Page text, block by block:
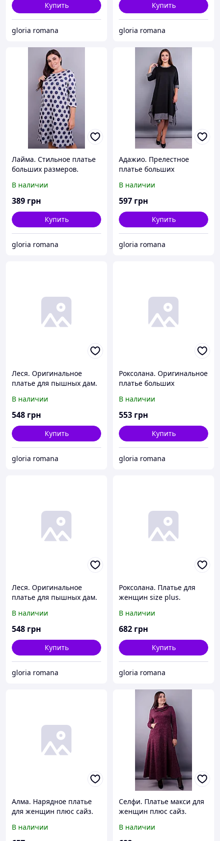
Купить
gloria romana
Купить
gloria romana
Лайма. Стильное платье
больших размеров.
В наличии
389 грн
Купить
gloria romana
Адажио. Прелестное
платье больших
В наличии
597 грн
Купить
gloria romana
Леся. Оригинальное
платье для пышных дам.
В наличии
548 грн
Купить
gloria romana
Роксолана. Оригинальное
платье больших
Серый+горошки.
В наличии
553 грн
Купить
gloria romana
Леся. Оригинальное
платье для пышных дам.
В наличии
548 грн
Купить
gloria romana
Роксолана. Платье для
женщин size plus.
В наличии
682 грн
Купить
gloria romana
Алма. Нарядное платье
для женщин плюс сайз.
В наличии
Селфи. Платье макси для
женщин плюс сайз.
В наличии